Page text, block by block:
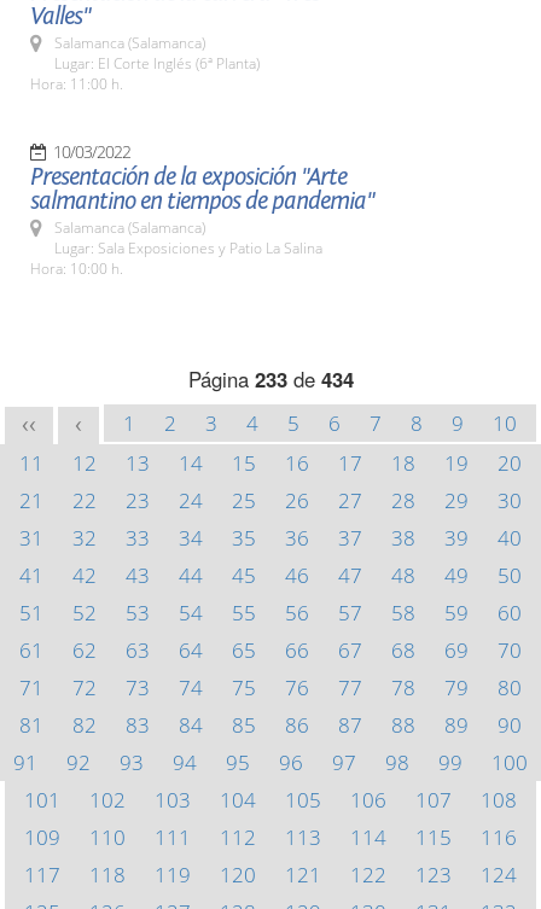
Valles"
Salamanca (Salamanca)
Lugar: El Corte Inglés (6ª Planta)
Hora: 11:00 h.
10/03/2022
Presentación de la exposición "Arte
salmantino en tiempos de pandemia"
Salamanca (Salamanca)
Lugar: Sala Exposiciones y Patio La Salina
Hora: 10:00 h.
Página 233de 434
<< < 1 2 3 4 5 6 7 8 9
10
11
12 13 14 15 16 17 18 19
20
21
22 23 24 25 26 27 28 29
30
31
32 33 34 35 36 37 38 39
40
41
42 43 44 45 46 47 48 49
50
51
52 53 54 55 56 57 58 59
60
61
62 63 64 65 66 67 68 69
70
71
72 73 74 75 76 77 78 79
80
81
82 83 84 85 86 87 88 89
90
91
92 93 94 95 96 97 98 99
100
101
102 103 104 105 106 107
108
109
110 111 112 113 114 115
116
117
118 119 120 121 122 123
124